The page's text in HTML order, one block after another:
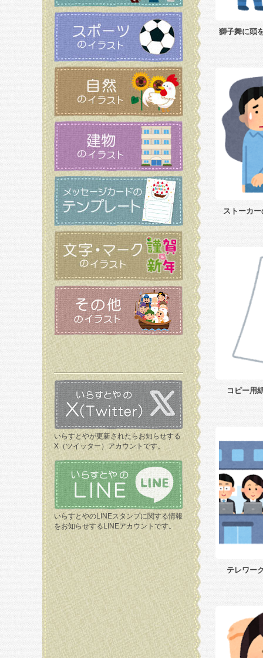
いらすとやが更新されたらお知らせする
X（ツイッター）アカウントです。
いらすとやのLINEスタンプに関する情報
をお知らせするLINEアカウントです。
獅子舞に頭
ストーカ
コピー用
テレワー